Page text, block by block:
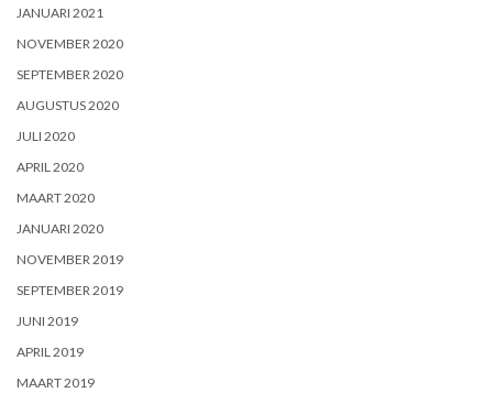
JANUARI 2021
NOVEMBER 2020
SEPTEMBER 2020
AUGUSTUS 2020
JULI 2020
APRIL 2020
MAART 2020
JANUARI 2020
NOVEMBER 2019
SEPTEMBER 2019
JUNI 2019
APRIL 2019
MAART 2019